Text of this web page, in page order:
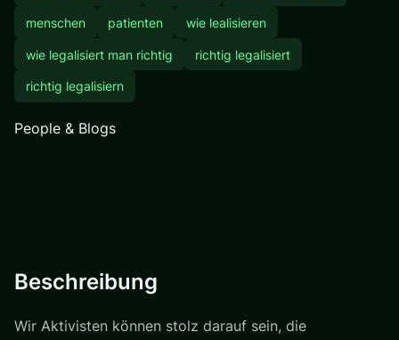
menschen patienten wie lealisieren
wie legalisiert man richtig richtig legalisiert
richtig legalisiern
People & Blogs
Beschreibung
Wir Aktivisten können stolz darauf sein, die